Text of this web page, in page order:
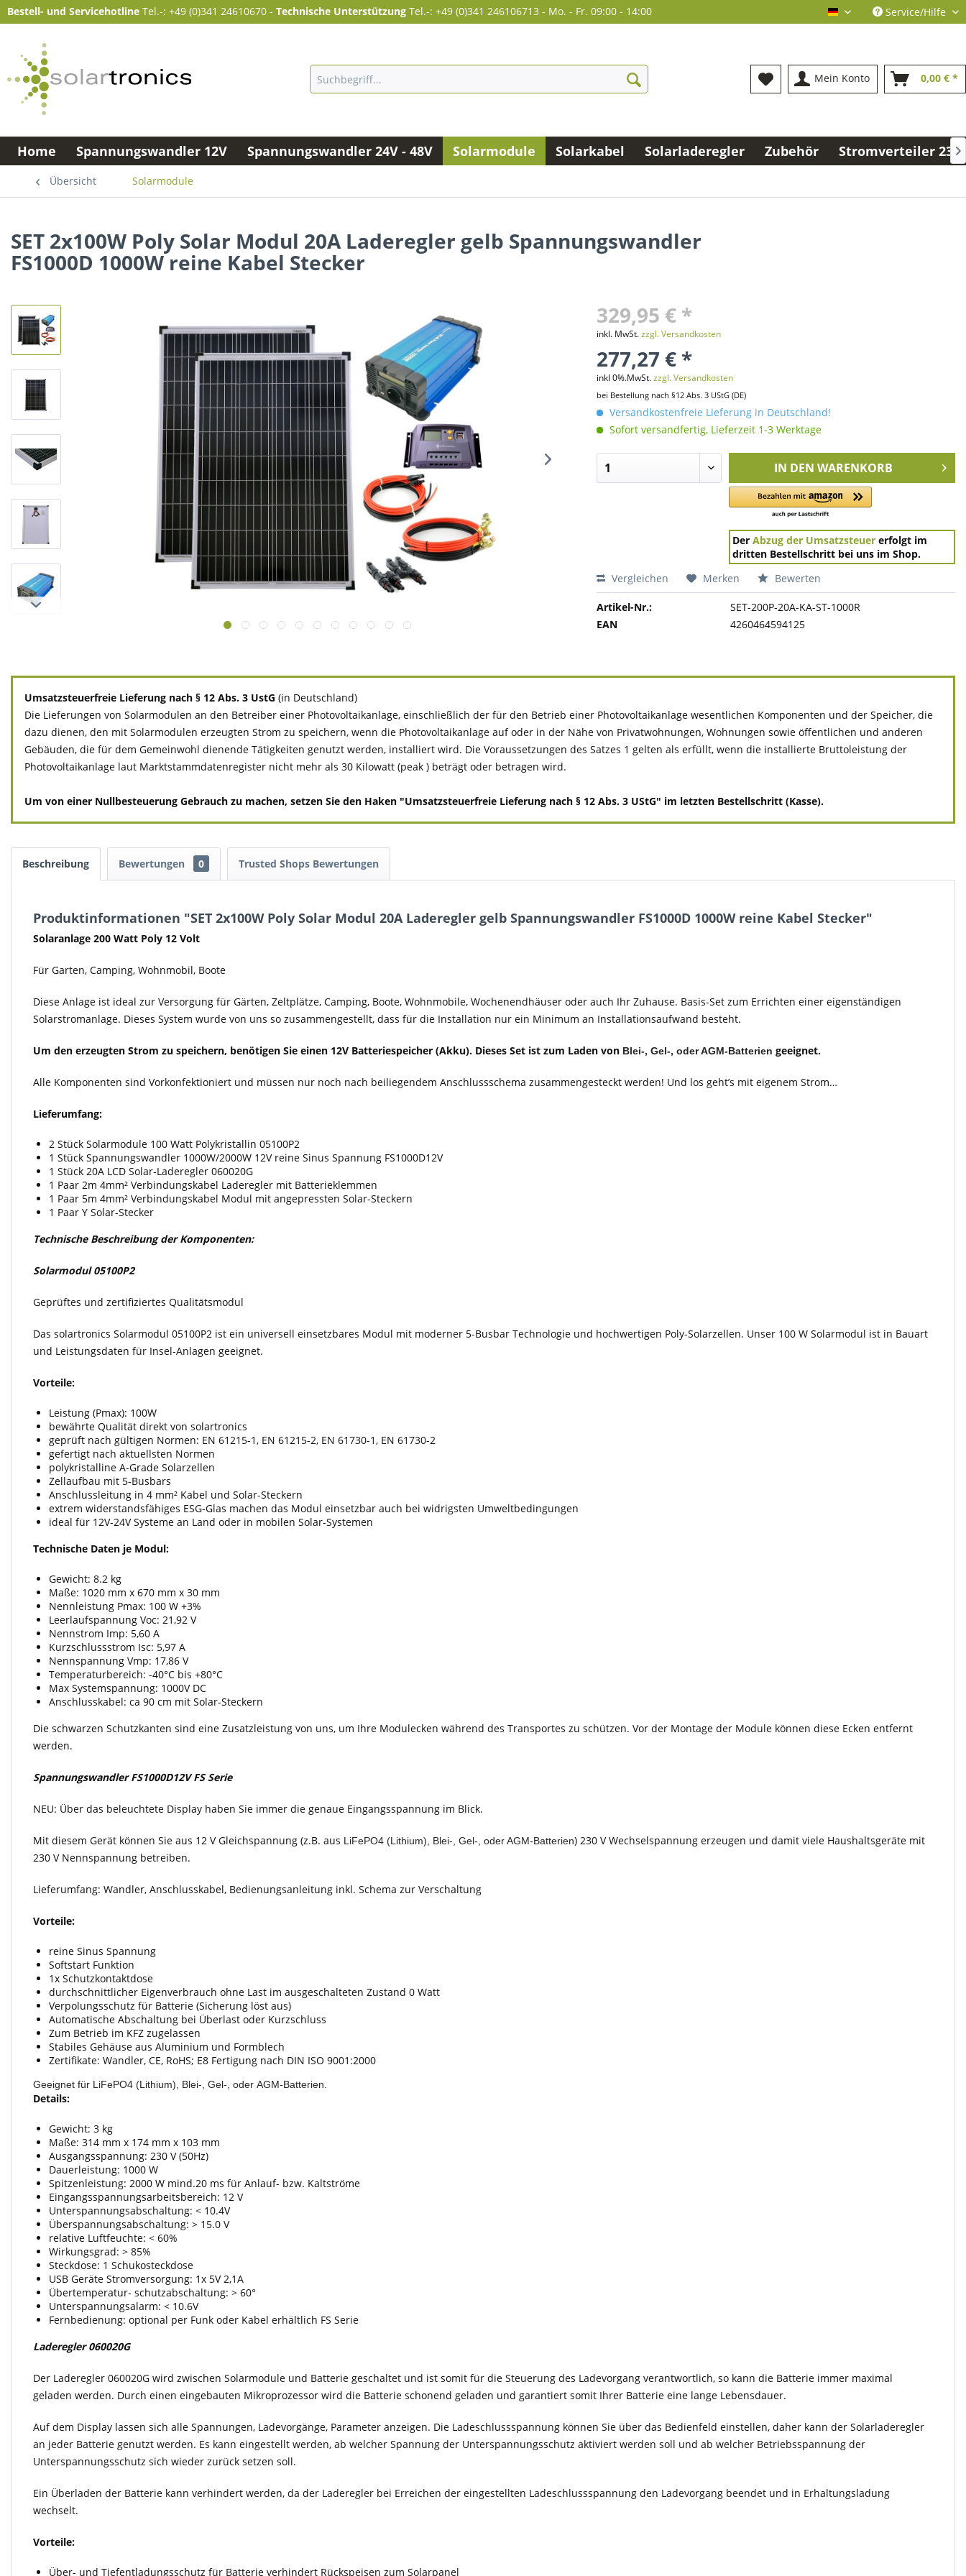
Bestell- und Servicehotline Tel.-: +49 (0)341 24610670 - Technische Unterstützung Tel.-: +49 (0)341 246106713 - Mo. - Fr. 09:00 - 14:00 deutsch Service/Hilfe
Mein Konto 0,00 € *
Home Spannungswandler 12V Spannungswandler 24V - 48V Solarmodule Solarkabel Solarladeregler Zubehör Stromverteiler 
Übersicht Solarmodule
SET 2x100W Poly Solar Modul 20A Laderegler gelb Spannungswandler
FS1000D 1000W reine Kabel Stecker
329,95 € *
inkl. MwSt.zzgl. Versandkosten
277,27 € *
inkl 0%.MwSt.zzgl. Versandkosten
bei Bestellung nach §12 Abs. 3 UStG (DE)
Versandkostenfreie Lieferung in Deutschland!
Sofort versandfertig, Lieferzeit 1-3 Werktage
IN DEN WARENKORB
DerAbzug der Umsatzsteuer erfolgt im
dritten Bestellschritt bei uns im Shop.
Vergleichen
Merken Bewerten
Artikel-Nr.:
SET-200P-20A-KA-ST-1000R
EAN
4260464594125
Umsatzsteuerfreie Lieferung nach § 12 Abs. 3 UstG (in Deutschland)
Die Lieferungen von Solarmodulen an den Betreiber einer Photovoltaikanlage, einschließlich der für den Betrieb einer Photovoltaikanlage wesentlichen Komponenten und der Speicher, die
dazu dienen, den mit Solarmodulen erzeugten Strom zu speichern, wenn die Photovoltaikanlage auf oder in der Nähe von Privatwohnungen, Wohnungen sowie öffentlichen und anderen
Gebäuden, die für dem Gemeinwohl dienende Tätigkeiten genutzt werden, installiert wird. Die Voraussetzungen des Satzes 1 gelten als erfüllt, wenn die installierte Bruttoleistung der
Photovoltaikanlage laut Marktstammdatenregister nicht mehr als 30 Kilowatt (peak ) beträgt oder betragen wird.
Um von einer Nullbesteuerung Gebrauch zu machen, setzen Sie den Haken "Umsatzsteuerfreie Lieferung nach § 12 Abs. 3 UStG" im letzten Bestellschritt (Kasse).
Beschreibung Bewertungen 0 Trusted Shops Bewertungen
Produktinformationen "SET 2x100W Poly Solar Modul 20A Laderegler gelb Spannungswandler FS1000D 1000W reine Kabel Stecker"
Solaranlage 200 Watt Poly 12 Volt
Für Garten, Camping, Wohnmobil, Boote
Diese Anlage ist ideal zur Versorgung für Gärten, Zeltplätze, Camping, Boote, Wohnmobile, Wochenendhäuser oder auch Ihr Zuhause. Basis-Set zum Errichten einer eigenständigen
Solarstromanlage. Dieses System wurde von uns so zusammengestellt, dass für die Installation nur ein Minimum an Installationsaufwand besteht.
Um den erzeugten Strom zu speichern, benötigen Sie einen 12V Batteriespeicher (Akku). Dieses Set ist zum Laden von Blei-, Gel-, oder AGM-Batterien geeignet.
Alle Komponenten sind Vorkonfektioniert und müssen nur noch nach beiliegendem Anschlussschema zusammengesteckt werden! Und los geht’s mit eigenem Strom…
Lieferumfang:
2 Stück Solarmodule 100 Watt Polykristallin 05100P2
1 Stück Spannungswandler 1000W/2000W 12V reine Sinus Spannung FS1000D12V
1 Stück 20A LCD Solar-Laderegler 060020G
1 Paar 2m 4mm² Verbindungskabel Laderegler mit Batterieklemmen
1 Paar 5m 4mm² Verbindungskabel Modul mit angepressten Solar-Steckern
1 Paar Y Solar-Stecker
Technische Beschreibung der Komponenten:
Solarmodul05100P2
Geprüftes und zertifiziertes Qualitätsmodul
Das solartronics Solarmodul 05100P2 ist ein universell einsetzbares Modul mit moderner 5-Busbar Technologie und hochwertigen Poly-Solarzellen. Unser 100 W Solarmodul ist in Bauart
und Leistungsdaten für Insel-Anlagen geeignet.
Vorteile:
Leistung (Pmax): 100W
bewährte Qualität direkt von solartronics
geprüft nach gültigen Normen: EN 61215-1, EN 61215-2, EN 61730-1, EN 61730-2
gefertigt nach aktuellsten Normen
polykristalline A-Grade Solarzellen
Zellaufbau mit 5-Busbars
Anschlussleitung in 4 mm² Kabel und Solar-Steckern
extrem widerstandsfähiges ESG-Glas machen das Modul einsetzbar auch bei widrigsten Umweltbedingungen
ideal für 12V-24V Systeme an Land oder in mobilen Solar-Systemen
Technische Daten je Modul:
Gewicht: 8.2 kg
Maße: 1020 mm x 670 mm x 30 mm
Nennleistung Pmax: 100 W +3%
Leerlaufspannung Voc: 21,92 V
Nennstrom Imp: 5,60 A
Kurzschlussstrom Isc: 5,97 A
Nennspannung Vmp: 17,86 V
Temperaturbereich: -40°C bis +80°C
Max Systemspannung: 1000V DC
Anschlusskabel: ca 90 cm mit Solar-Steckern
Die schwarzen Schutzkanten sind eine Zusatzleistung von uns, um Ihre Modulecken während des Transportes zu schützen. Vor der Montage der Module können diese Ecken entfernt
werden.
Spannungswandler FS1000D12V FS Serie
NEU: Über das beleuchtete Display haben Sie immer die genaue Eingangsspannung im Blick.
Mit diesem Gerät können Sie aus 12 V Gleichspannung (z.B. aus LiFePO4 (Lithium), Blei-, Gel-, oder AGM-Batterien) 230 V Wechselspannung erzeugen und damit viele Haushaltsgeräte mit
230 V Nennspannung betreiben.
Lieferumfang: Wandler, Anschlusskabel, Bedienungsanleitung inkl. Schema zur Verschaltung
Vorteile:
reine Sinus Spannung
Softstart Funktion
1x Schutzkontaktdose
durchschnittlicher Eigenverbrauch ohne Last im ausgeschalteten Zustand 0 Watt
Verpolungsschutz für Batterie (Sicherung löst aus)
Automatische Abschaltung bei Überlast oder Kurzschluss
Zum Betrieb im KFZ zugelassen
Stabiles Gehäuse aus Aluminium und Formblech
Zertifikate: Wandler, CE, RoHS; E8 Fertigung nach DIN ISO 9001:2000
Geeignet für LiFePO4 (Lithium), Blei-, Gel-, oder AGM-Batterien.
Details:
Gewicht: 3 kg
Maße: 314 mm x 174 mm x 103 mm
Ausgangsspannung: 230 V (50Hz)
Dauerleistung: 1000 W
Spitzenleistung: 2000 W mind.20 ms für Anlauf- bzw. Kaltströme
Eingangsspannungsarbeitsbereich: 12 V
Unterspannungsabschaltung: < 10.4V
Überspannungsabschaltung: > 15.0 V
relative Luftfeuchte: < 60%
Wirkungsgrad: > 85%
Steckdose: 1 Schukosteckdose
USB Geräte Stromversorgung: 1x 5V 2,1A
Übertemperatur- schutzabschaltung: > 60°
Unterspannungsalarm: < 10.6V
Fernbedienung: optional per Funk oder Kabel erhältlich FS Serie
Laderegler060020G
Der Laderegler 060020G wird zwischen Solarmodule und Batterie geschaltet und ist somit für die Steuerung des Ladevorgang verantwortlich, so kann die Batterie immer maximal
geladen werden. Durch einen eingebauten Mikroprozessor wird die Batterie schonend geladen und garantiert somit Ihrer Batterie eine lange Lebensdauer.
Auf dem Display lassen sich alle Spannungen, Ladevorgänge, Parameter anzeigen. Die Ladeschlussspannung können Sie über das Bedienfeld einstellen, daher kann der Solarladeregler
an jeder Batterie genutzt werden. Es kann eingestellt werden, ab welcher Spannung der Unterspannungsschutz aktiviert werden soll und ab welcher Betriebsspannung der
Unterspannungsschutz sich wieder zurück setzen soll.
Ein Überladen der Batterie kann verhindert werden, da der Laderegler bei Erreichen der eingestellten Ladeschlussspannung den Ladevorgang beendet und in Erhaltungsladung
wechselt.
Vorteile:
Über- und Tiefentladungsschutz für Batterie verhindert Rückspeisen zum Solarpanel